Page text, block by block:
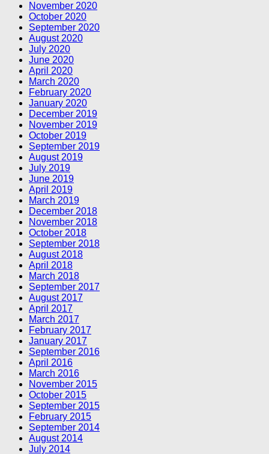
November 2020
October 2020
September 2020
August 2020
July 2020
June 2020
April 2020
March 2020
February 2020
January 2020
December 2019
November 2019
October 2019
September 2019
August 2019
July 2019
June 2019
April 2019
March 2019
December 2018
November 2018
October 2018
September 2018
August 2018
April 2018
March 2018
September 2017
August 2017
April 2017
March 2017
February 2017
January 2017
September 2016
April 2016
March 2016
November 2015
October 2015
September 2015
February 2015
September 2014
August 2014
July 2014